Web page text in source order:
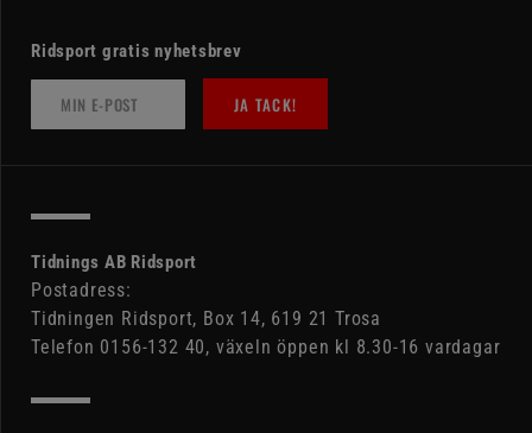
Ridsport gratis nyhetsbrev
JA TACK!
Tidnings AB Ridsport
Postadress:
Tidningen Ridsport, Box 14, 619 21 Trosa
Telefon 0156-132 40, växeln öppen kl 8.30-16 vardagar